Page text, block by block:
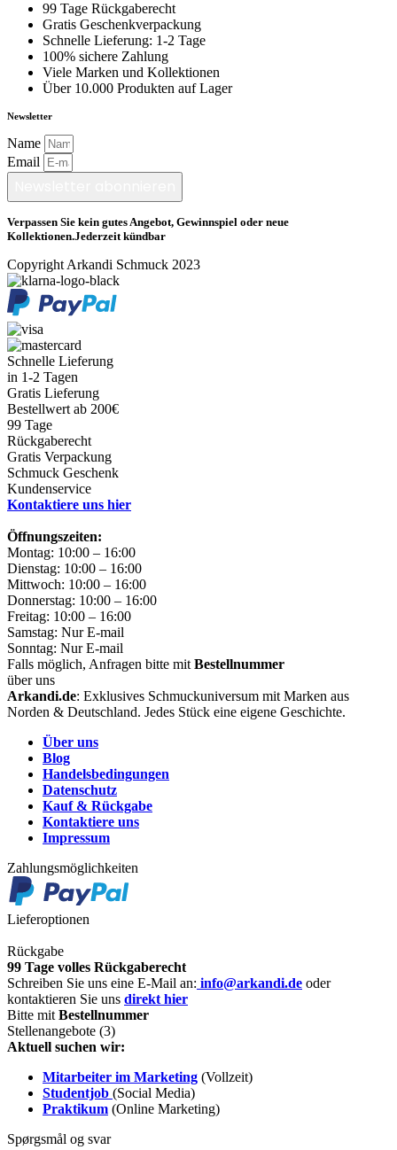
99 Tage Rückgaberecht
Gratis Geschenkverpackung
Schnelle Lieferung: 1-2 Tage
100% sichere Zahlung
Viele Marken und Kollektionen
Über 10.000 Produkten auf Lager
Newsletter
Name
Email
Verpassen Sie kein gutes Angebot, Gewinnspiel oder neue
Kollektionen.Jederzeit kündbar
Copyright Arkandi Schmuck 2023
Schnelle Lieferung
in 1-2 Tagen
Gratis Lieferung
Bestellwert ab 200€
99 Tage
Rückgaberecht
Gratis Verpackung
Schmuck Geschenk
Kundenservice
Kontaktiere uns hier
Öffnungszeiten:
Montag: 10:00 – 16:00
Dienstag: 10:00 – 16:00
Mittwoch: 10:00 – 16:00
Donnerstag: 10:00 – 16:00
Freitag: 10:00 – 16:00
Samstag: Nur E-mail
Sonntag: Nur E-mail
Falls möglich, Anfragen bitte mit Bestellnummer
über uns
Arkandi.de: Exklusives Schmuckuniversum mit Marken aus
Norden & Deutschland. Jedes Stück eine eigene Geschichte.
Über uns
Blog
Handelsbedingungen
Datenschutz
Kauf & Rückgabe
Kontaktiere uns
Impressum
Zahlungsmöglichkeiten
Lieferoptionen
Rückgabe
99 Tage volles Rückgaberecht
Schreiben Sie uns eine E-Mail an: info@arkandi.de oder
kontaktieren Sie uns direkt hier
Bitte mit Bestellnummer
Stellenangebote (3)
Aktuell suchen wir:
Mitarbeiter im Marketing (Vollzeit)
Studentjob (Social Media)
Praktikum (Online Marketing)
Spørgsmål og svar